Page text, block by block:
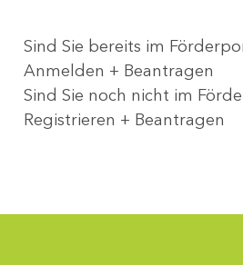
Sind Sie bereits im
Anmelden + Beantragen
Sind Sie noch nicht im
Registrieren + Beantragen